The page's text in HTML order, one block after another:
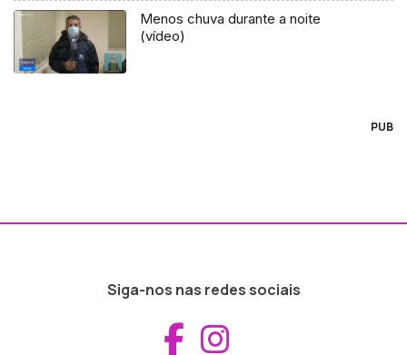
Menos chuva durante a noite
(vídeo)
PUB
Siga-nos nas redes sociais
Aceder ao